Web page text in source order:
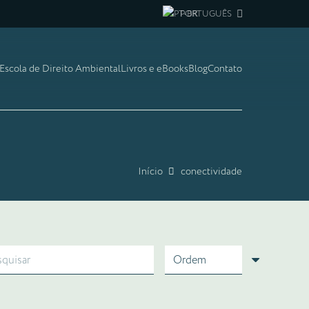
PORTUGUÊS
Escola de Direito AmbientalLivros e eBooksBlogContato
Início conectividade